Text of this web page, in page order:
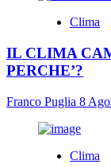
Clima
IL CLIMA
PERCHE’?
Franco Puglia 8
Clima